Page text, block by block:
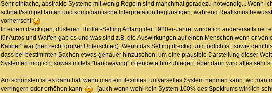
Sehr einfache, abstrakte Systeme mit wenig Regeln sind manchmal geradezu notwendig... Wenn
schnell&simpel laufen und komödiantische Interpretation begünstigen, während Realismus
vorherrscht
In einem dreckigen, düsteren Thriller-Setting Anfang der 1920er-Jahre, würde ich andererseits ne
für Autos und Waffen gab es und was sind z.B. die Auswirkungen auf einen Menschen wenn er
Kaliber" war (nen recht großer Unterschied). Wenn das Setting dreckig und tödlich ist, sowie dem
dass bei bestimmten Sachen etwas genauer hinzusehen, um eine plausible Darstellung dieser
Systemen möglich, sowas mittels "handwaving" irgendwie hinzubiegen, aber dann wird alles sehr
Am schönsten ist es dann halt wenn man ein flexibles, universelles System nehmen kann, wo
verringern oder erhöhen kann
[auch wenn wohl kein System 100% des Spektrums wirklich